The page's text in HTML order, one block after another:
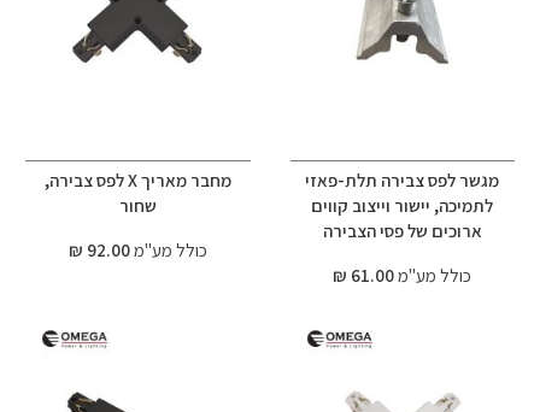
מגשר לפס צבירה תלת-פאזי
לתמיכה, יישור וייצוב קווים
ארוכים של פסי הצבירה
כולל מע"מ61.00 ₪
מחבר מאריך X לפס צבירה,
שחור
כולל מע"מ92.00 ₪